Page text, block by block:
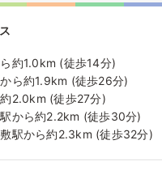
約1.0km (徒歩14分)
ら約1.9km (徒歩26分)
2.0km (徒歩27分)
から約2.2km (徒歩30分)
駅から約2.3km (徒歩32分)